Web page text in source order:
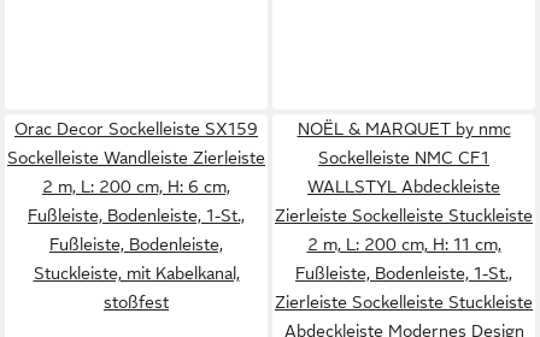
Orac Decor Sockelleiste SX159
Sockelleiste Wandleiste Zierleiste
2 m, L: 200 cm, H: 6 cm,
Fußleiste, Bodenleiste, 1-St.,
Fußleiste, Bodenleiste,
Stuckleiste, mit Kabelkanal,
stoßfest
NOËL & MARQUET by nmc
Sockelleiste NMC CF1
WALLSTYL Abdeckleiste
Zierleiste Sockelleiste Stuckleiste
2 m, L: 200 cm, H: 11 cm,
Fußleiste, Bodenleiste, 1-St.,
Zierleiste Sockelleiste Stuckleiste
Abdeckleiste Modernes Design